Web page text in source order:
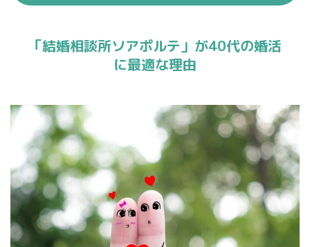
「結婚相談所ソアポルテ」が40代の婚活
に最適な理由